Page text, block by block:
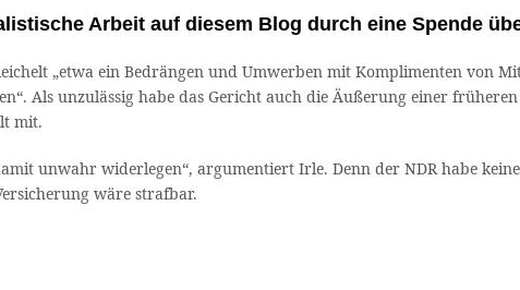
Arbeit auf diesem Blog durch eine Spende
„etwa ein Bedrängen und Umwerben mit Komplimenten von
Als unzulässig habe das Gericht auch die Äußerung einer
mit.
unwahr widerlegen“, argumentiert Irle. Denn der NDR habe
wäre strafbar.